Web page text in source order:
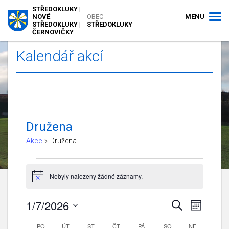
OBEC
STŘEDOKLUKY
STŘEDOKLUKY |
NOVÉ
STŘEDOKLUKY |
ČERNOVIČKY
MENU
Kalendář akcí
Družena
Akce Družena
Notice Nebyly nalezeny žádné záznamy.
Navigace
Hledat
pro
Měsíc
1/7/2026
PO PONDĚLÍ
ÚT ÚTERÝSTSTŘEDAČT ČTVRTEK
PÁPÁTEK SO SOBOTA
NE